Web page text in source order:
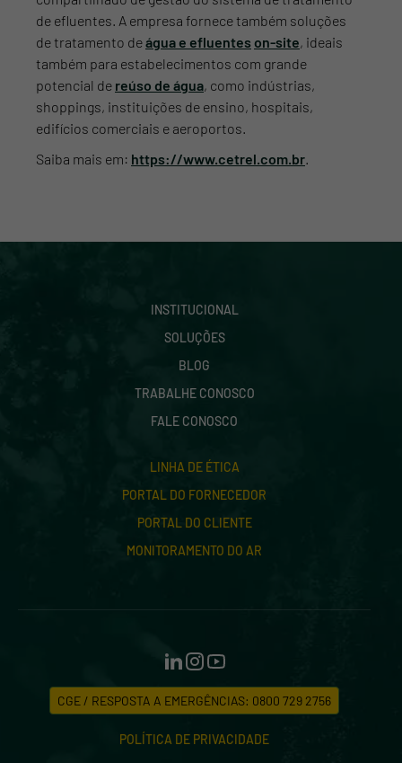
de efluentes. A empresa fornece também soluções
de tratamento deágua e efluentes on-site, ideais
também para estabelecimentos com grande
potencial de reúso de água, como indústrias,
shoppings, instituições de ensino, hospitais,
edifícios comerciais e aeroportos.
Saiba mais em: https://www.cetrel.com.br.
INSTITUCIONAL
SOLUÇÕES
BLOG
TRABALHE CONOSCO
FALE CONOSCO
LINHA DE ÉTICA
PORTAL DO FORNECEDOR
PORTAL DO CLIENTE
MONITORAMENTO DO AR
CGE / RESPOSTA A EMERGÊNCIAS: 0800 729 2756
POLÍTICA DE PRIVACIDADE